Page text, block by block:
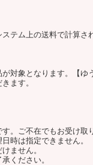
テム上の送料で計算さ
対象となります。【
ます。
。ご不在でもお受け取
時は指定できません。
ません。
ください。